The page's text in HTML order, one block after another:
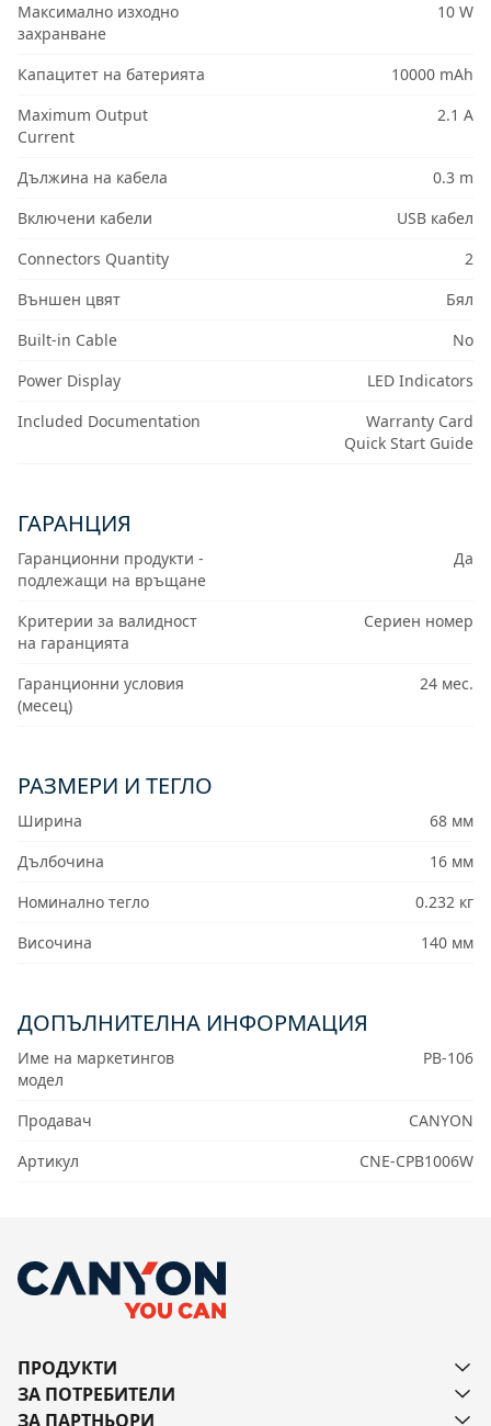
Максимално изходно
захранване
10 W
Капацитет на батерията
10000 mAh
Maximum Output
Current
2.1 A
Дължина на кабела
0.3 m
Включени кабели
USB кабел
Connectors Quantity
2
Външен цвят
Бял
Built-in Cable
No
Power Display
LED Indicators
Included Documentation
Warranty Card
Quick Start Guide
ГАРАНЦИЯ
Гаранционни продукти -
подлежащи на връщане
Да
Критерии за валидност
на гаранцията
Сериен номер
Гаранционни условия
(месец)
24 мес.
РАЗМЕРИ И ТЕГЛО
Ширина
68 мм
Дълбочина
16 мм
Номинално тегло
0.232 кг
Височина
140 мм
ДОПЪЛНИТЕЛНА ИНФОРМАЦИЯ
Име на маркетингов
модел
PB-106
Продавач
CANYON
Артикул
CNE-CPB1006W
ПРОДУКТИ
ЗА ПОТРЕБИТЕЛИ
ЗА ПАРТНЬОРИ